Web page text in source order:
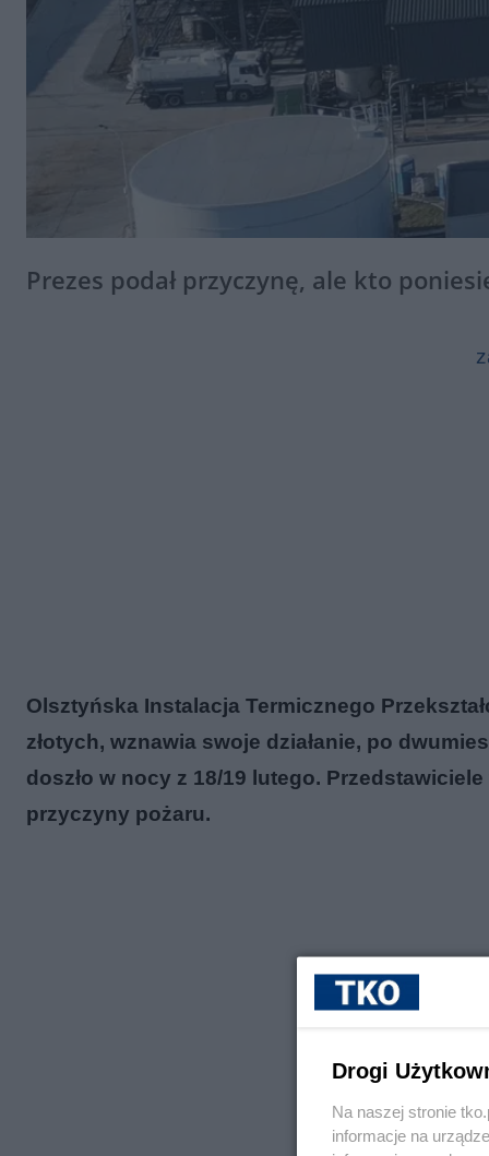
Prezes podał przyczynę, ale kto
Olsztyńska Instalacja Termicznego
złotych, wznawia swoje działanie, po
doszło w nocy z 18/19 lutego.
przyczyny pożaru.
Drogi
Na naszej stronie
informacje na